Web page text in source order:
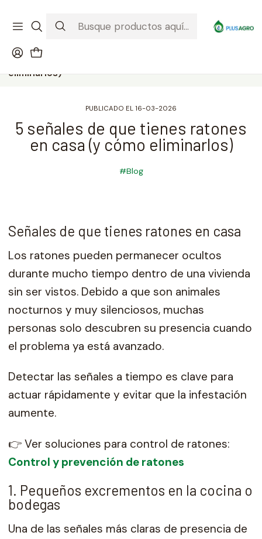
Ver condiciones de la promoción
eliminarlos)
PUBLICADO EL 16-03-2026
5 señales de que tienes ratones
en casa (y cómo eliminarlos)
#Blog
Señales de que tienes ratones en casa
Los ratones pueden permanecer ocultos
durante mucho tiempo dentro de una vivienda
sin ser vistos. Debido a que son animales
nocturnos y muy silenciosos, muchas
personas solo descubren su presencia cuando
el problema ya está avanzado.
Detectar las señales a tiempo es clave para
actuar rápidamente y evitar que la infestación
aumente.
👉 Ver soluciones para control de ratones:
Control y prevención de ratones
1. Pequeños excrementos en la cocina o
bodegas
Una de las señales más claras de presencia de